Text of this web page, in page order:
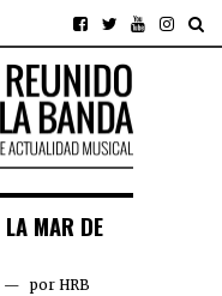
MAR DE
por HRB